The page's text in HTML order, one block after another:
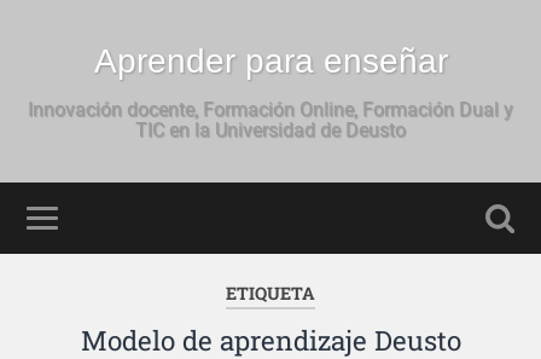
Aprender para enseñar
Innovación docente, Formación Online, Formación Dual y
TIC en la Universidad de Deusto
ETIQUETA
Modelo de aprendizaje Deusto